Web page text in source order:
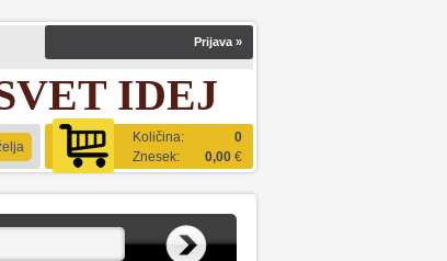
Prijava »
IDEJ
Količina:
0
Znesek:
0,00 €